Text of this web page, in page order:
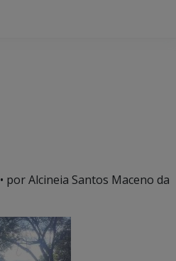
• por Alcineia Santos Maceno da